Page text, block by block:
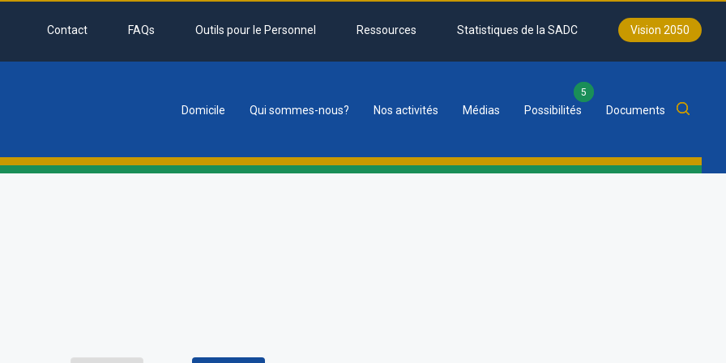
Contact FAQs Outils pour le Personnel Ressources Statistiques de la SADC Vision 2050
Domicile Qui sommes-nous? Nos activités Médias Possibilités
5
Documents